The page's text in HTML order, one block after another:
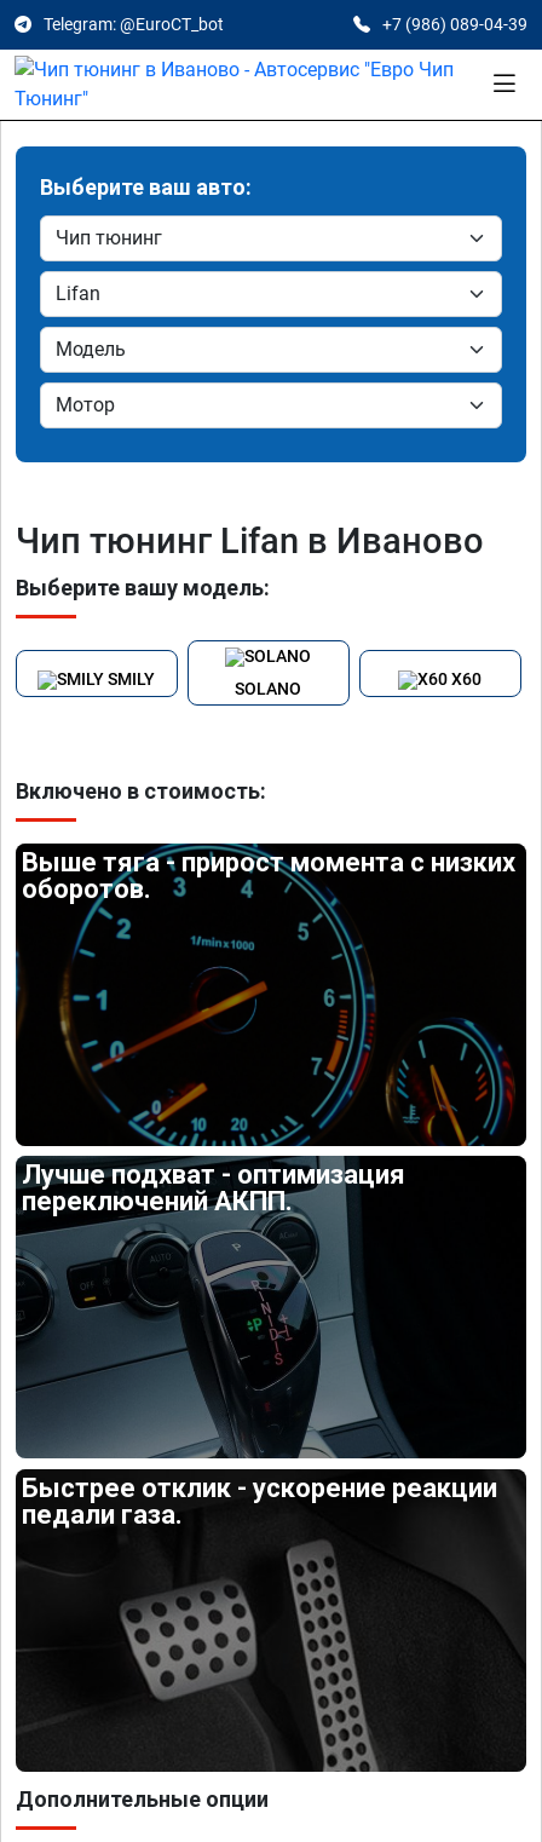
Telegram: @EuroCT_bot +7 (986) 089-04-39
Выберите ваш авто:
Чип тюнинг Lifan в Иваново
Выберите вашу модель:
SMILY
SOLANO
X60
Включено в стоимость:
Выше тяга - прирост момента с низких
оборотов.
Лучше подхват - оптимизация
переключений АКПП.
Быстрее отклик - ускорение реакции
педали газа.
Дополнительные опции